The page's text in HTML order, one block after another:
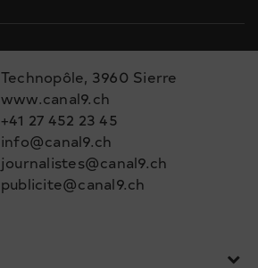
Technopôle, 3960 Sierre
www.canal9.ch
+41 27 452 23 45
info@canal9.ch
journalistes@canal9.ch
publicite@canal9.ch